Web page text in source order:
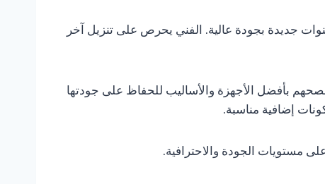
جديدة بجودة عالية. الفني يحرص على تنزيل آخر
بأفضل الأجهزة والأساليب للحفاظ على جودتها
إضافية مناسبة.
مستويات الجودة والاحترافية.